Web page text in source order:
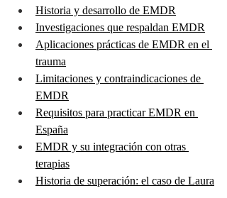
Historia y desarrollo de EMDR
Investigaciones que respaldan EMDR
Aplicaciones prácticas de EMDR en el
trauma
Limitaciones y contraindicaciones de
EMDR
Requisitos para practicar EMDR en
España
EMDR y su integración con otras
terapias
Historia de superación: el caso de Laura